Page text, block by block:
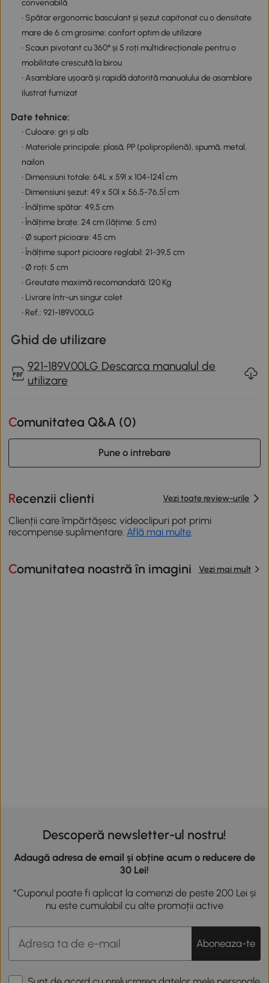
convenabilă
• Spătar ergonomic basculant și șezut capitonat cu o densitate
mare de 6 cm grosime: confort optim de utilizare
• Scaun pivotant cu 360° și 5 roți multidirecționale pentru o
mobilitate crescută la birou
• Asamblare ușoară și rapidă datorită manualului de asamblare
ilustrat furnizat
Date tehnice:
• Culoare: gri și alb
• Materiale principale: plasă, PP (polipropilenă), spumă, metal,
nailon
• Dimensiuni totale: 64L x 59l x 104-124Î cm
• Dimensiuni șezut: 49 x 50l x 56,5-76,5Î cm
• Înălțime spătar: 49,5 cm
• Înălțime brațe: 24 cm (lățime: 5 cm)
• Ø suport picioare: 45 cm
• Înălțime suport picioare reglabil: 21-39,5 cm
• Ø roți: 5 cm
• Greutate maximă recomandată: 120 Kg
• Livrare într-un singur colet
• Ref.: 921-189V00LG
Ghid de utilizare
921-189V00LG Descarca manualul de
utilizare
Comunitatea Q&A (0)
Pune o intrebare
Recenzii clienti Vezi toate review-urile
Clienții care împărtășesc videoclipuri pot primi
recompense suplimentare. Află mai multe.
Comunitatea noastră în imagini Vezi mai mult
Descoperă newsletter-ul nostru!
Adaugă adresa de email și obține acum o reducere de
30 Lei!
*Cuponul poate fi aplicat la comenzi de peste 200 Lei și
nu este cumulabil cu alte promoții active
Aboneaza-te